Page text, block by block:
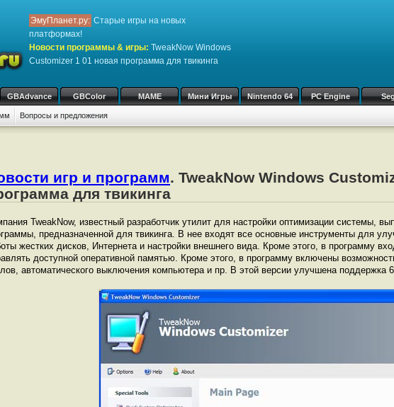
ЭмуПланет.ру: Старые игры на новых
платформах!
Новости программы & игры: TweakNow Windows
Customizer 1 01 новая программа для твикинга
GBAdvance GBColor MAME Мини Игры Nintendo 64 PC Engine
Вопросы и предложения
игр и программ. TweakNow Windows
для твикинга
TweakNow, известный разработчик утилит для настройки оптимизации системы,
предназначенной для твикинга. В нее входят все основные инструменты для
жестких дисков, Интернета и настройки внешнего вида. Кроме этого, в программу
доступной оперативной памятью. Кроме этого, в программу включены
автоматического выключения компьютера и пр. В этой версии улучшена поддержка